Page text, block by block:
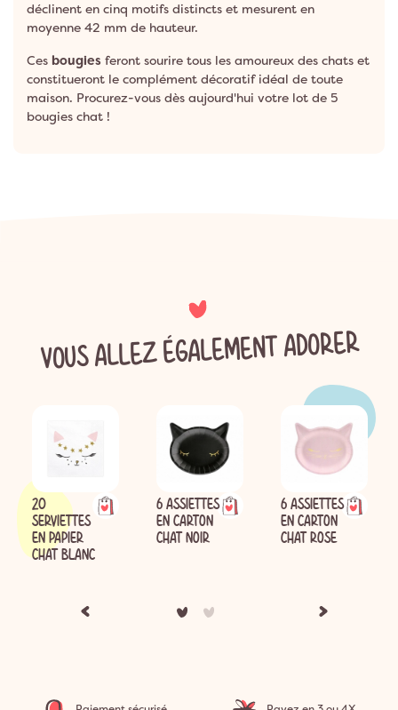
déclinent en cinq motifs distincts et mesurent en
moyenne 42 mm de hauteur.
Ces bougies feront sourire tous les amoureux des chats et
constitueront le complément décoratif idéal de toute
maison. Procurez-vous dès aujourd'hui votre lot de 5
bougies chat !
VOUS ALLEZ ÉGALEMENT ADORER
20
SERVIETTES
EN PAPIER
CHAT BLANC
6 ASSIETTES
EN CARTON
CHAT NOIR
6 ASSIETTES
EN CARTON
CHAT ROSE